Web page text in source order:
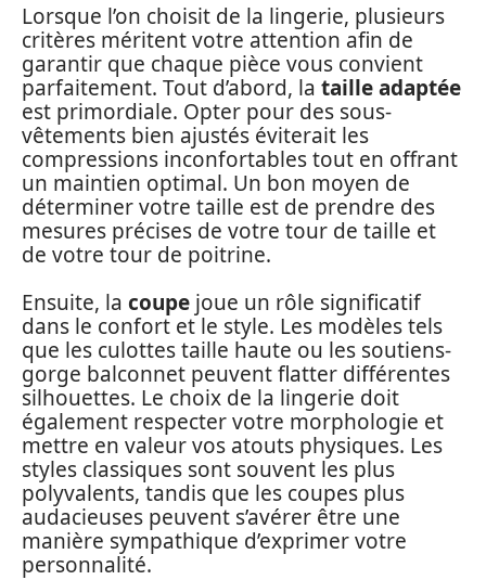
Lorsque l’on choisit de la lingerie, plusieurs
critères méritent votre attention afin de
garantir que chaque pièce vous convient
parfaitement. Tout d’abord, la taille adaptée
est primordiale. Opter pour des sous-
vêtements bien ajustés éviterait les
compressions inconfortables tout en offrant
un maintien optimal. Un bon moyen de
déterminer votre taille est de prendre des
mesures précises de votre tour de taille et
de votre tour de poitrine.
Ensuite, la coupe joue un rôle significatif
dans le confort et le style. Les modèles tels
que les culottes taille haute ou les soutiens-
gorge balconnet peuvent flatter différentes
silhouettes. Le choix de la lingerie doit
également respecter votre morphologie et
mettre en valeur vos atouts physiques. Les
styles classiques sont souvent les plus
polyvalents, tandis que les coupes plus
audacieuses peuvent s’avérer être une
manière sympathique d’exprimer votre
personnalité.